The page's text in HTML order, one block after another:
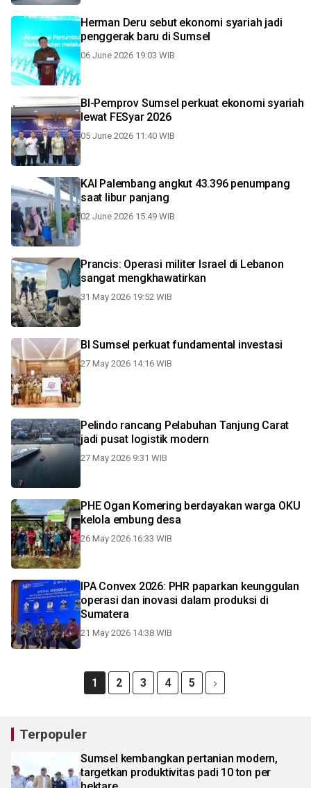
Herman Deru sebut ekonomi syariah jadi
penggerak baru di Sumsel
06 June 2026 19:03 WIB
BI-Pemprov Sumsel perkuat ekonomi syariah
lewat FESyar 2026
05 June 2026 11:40 WIB
KAI Palembang angkut 43.396 penumpang
saat libur panjang
02 June 2026 15:49 WIB
Prancis: Operasi militer Israel di Lebanon
sangat mengkhawatirkan
31 May 2026 19:52 WIB
BI Sumsel perkuat fundamental investasi
27 May 2026 14:16 WIB
Pelindo rancang Pelabuhan Tanjung Carat
jadi pusat logistik modern
27 May 2026 9:31 WIB
PHE Ogan Komering berdayakan warga OKU
kelola embung desa
26 May 2026 16:33 WIB
IPA Convex 2026: PHR paparkan keunggulan
operasi dan inovasi dalam produksi di
Sumatera
21 May 2026 14:38 WIB
1 2 3 4 5
Terpopuler
Sumsel kembangkan pertanian modern,
targetkan produktivitas padi 10 ton per